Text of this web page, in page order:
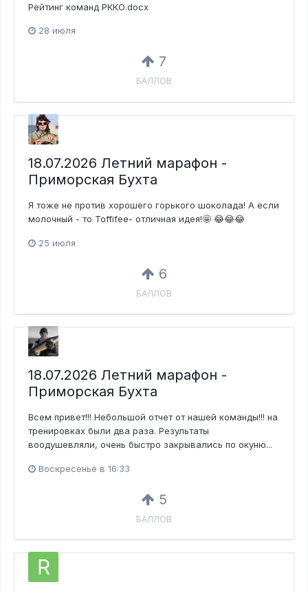
Рейтинг команд РККО.docx
28 июля
7
БАЛЛОВ
18.07.2026 Летний марафон -
Приморская Бухта
Я тоже не против хорошего горького шоколада! А если
молочный - то Toffifee- отличная идея!🤩 😂😂😂
25 июля
6
БАЛЛОВ
18.07.2026 Летний марафон -
Приморская Бухта
Всем привет!!! Небольшой отчет от нашей команды!!! на
тренировках были два раза. Результаты
воодушевляли, очень быстро закрывались по окуню...
Воскресенье в 16:33
5
БАЛЛОВ